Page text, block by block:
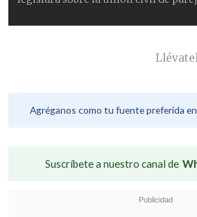
Agréganos como tu fuente preferida en
Suscríbete a nuestro canal de